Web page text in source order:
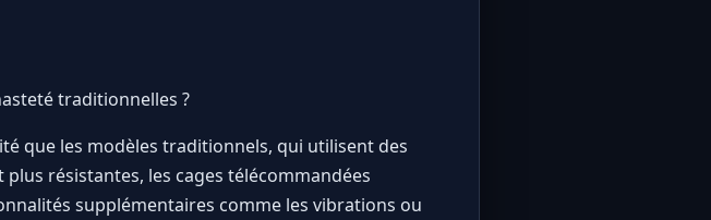
traditionnelles ?
que les modèles traditionnels, qui utilisent des
résistantes, les cages télécommandées
supplémentaires comme les vibrations ou